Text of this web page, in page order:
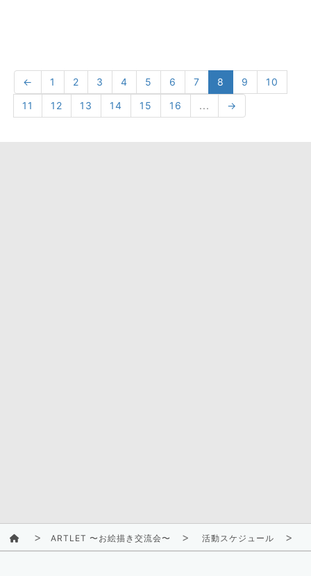
← 1 2 3 4 5 6 7 8 9
10
11
12 13 14 15 16 ... →
ARTLET 〜お絵描き交流会〜 活動スケジュール